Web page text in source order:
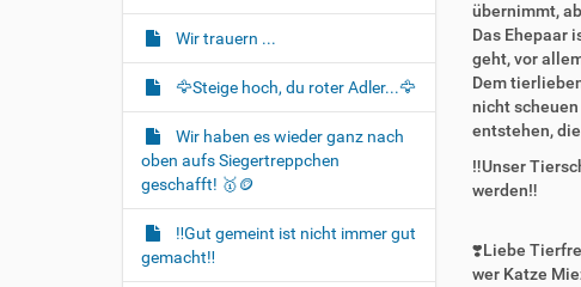
übernimmt,
Das Ehepaar
geht, vor
Dem
nicht
entstehen,
‼️Unser
werden‼️
❣️Liebe
wer Katze
Wir trauern ...
🦅Steige hoch, du roter Adler...🦅
Wir haben es wieder ganz nach
oben aufs Siegertreppchen
geschafft! 🥇🪙
‼️Gut gemeint ist nicht immer gut
gemacht‼️